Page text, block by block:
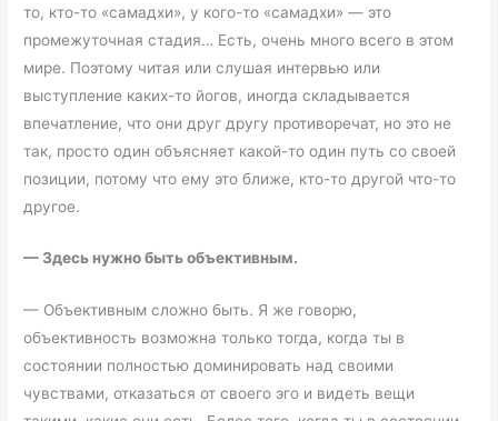
то, кто-то «самадхи», у кого-то «самадхи» — это
промежуточная стадия… Есть, очень много всего в этом
мире. Поэтому читая или слушая интервью или
выступление каких-то йогов, иногда складывается
впечатление, что они друг другу противоречат, но это не
так, просто один объясняет какой-то один путь со своей
позиции, потому что ему это ближе, кто-то другой что-то
другое.
— Здесь нужно быть объективным.
— Объективным сложно быть. Я же говорю,
объективность возможна только тогда, когда ты в
состоянии полностью доминировать над своими
чувствами, отказаться от своего эго и видеть вещи